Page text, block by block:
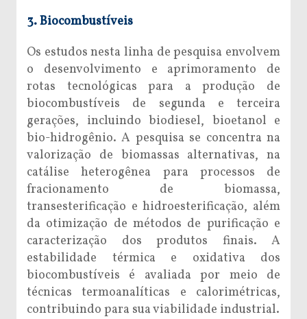
3. Biocombustíveis
Os estudos nesta linha de pesquisa envolvem
o desenvolvimento e aprimoramento de
rotas tecnológicas para a produção de
biocombustíveis de segunda e terceira
gerações, incluindo biodiesel, bioetanol e
bio-hidrogênio. A pesquisa se concentra na
valorização de biomassas alternativas, na
catálise heterogênea para processos de
fracionamento de biomassa,
transesterificação e hidroesterificação, além
da otimização de métodos de purificação e
caracterização dos produtos finais. A
estabilidade térmica e oxidativa dos
biocombustíveis é avaliada por meio de
técnicas termoanalíticas e calorimétricas,
contribuindo para sua viabilidade industrial.